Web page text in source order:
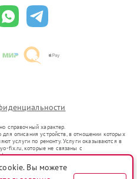
справочный характер.
описания устройств, в отношении которых
услуги по ремонту. Услуги оказываются в
fix.ru, которые не связаны с
представителями.
в гражданский оборот в соответствии
цели индивидуализации услуг или введения
Вы можете